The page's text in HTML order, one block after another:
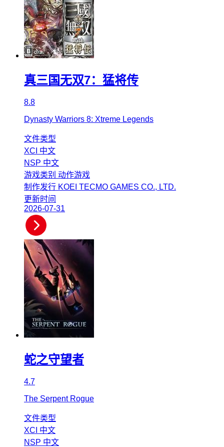
真三国无双7：猛将传
8.8
Dynasty Warriors 8: Xtreme Legends
文件类型
XCI 中文
NSP 中文
游戏类别 动作游戏
制作发行 KOEI TECMO GAMES CO., LTD.
更新时间
2026-07-31
蛇之守望者
4.7
The Serpent Rogue
文件类型
XCI 中文
NSP 中文